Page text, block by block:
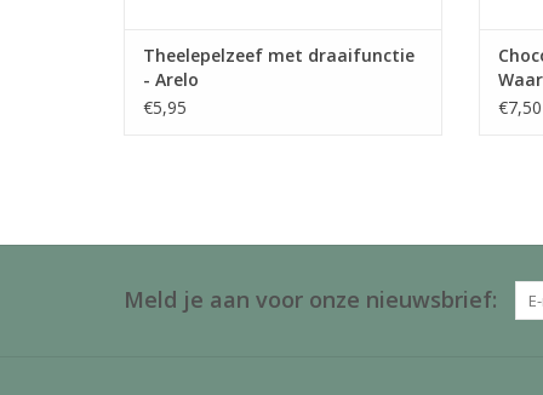
Theelepelzeef met draaifunctie
- Arelo
€5,95
€7,50
Meld je aan voor onze nieuwsbrief: